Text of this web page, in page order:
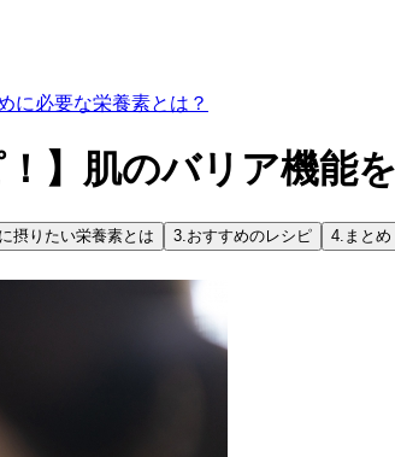
に必要な栄養素とは？
】肌のバリア機能
摂りたい栄養素とは 3.おすすめのレシピ 4. まとめ